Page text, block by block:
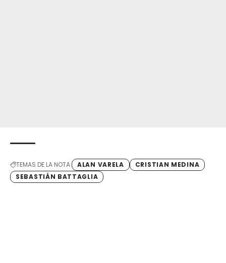
TEMAS DE LA NOTA ALAN VARELA
CRISTIAN MEDINA
SEBASTIÁN BATTAGLIA